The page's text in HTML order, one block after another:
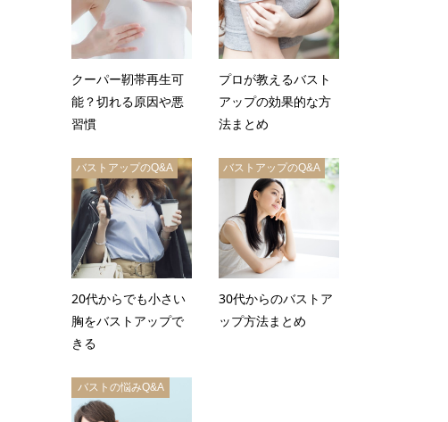
クーパー靭帯再生可
能？切れる原因や悪
習慣
プロが教えるバスト
アップの効果的な方
法まとめ
バストアップのQ&A
20代からでも小さい
胸をバストアップで
きる
バストアップのQ&A
30代からのバストア
ップ方法まとめ
バストの悩みQ&A